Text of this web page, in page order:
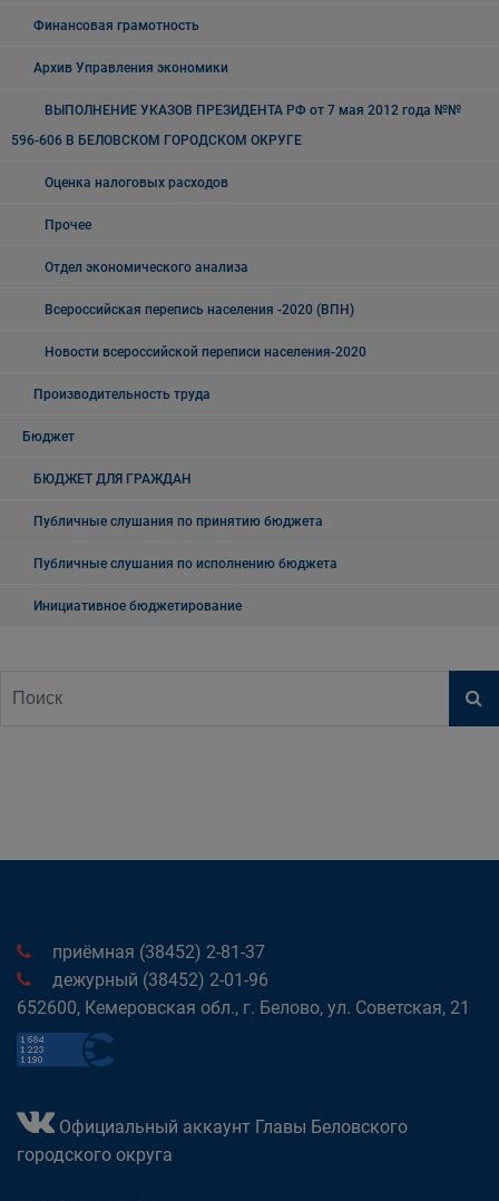
Финансовая грамотность
Архив Управления экономики
ВЫПОЛНЕНИЕ УКАЗОВ ПРЕЗИДЕНТА РФ от 7 мая 2012 года №№
596-606 В БЕЛОВСКОМ ГОРОДСКОМ ОКРУГЕ
Оценка налоговых расходов
Прочее
Отдел экономического анализа
Всероссийская перепись населения -2020 (ВПН)
Новости всероссийской переписи населения-2020
Производительность труда
Бюджет
БЮДЖЕТ ДЛЯ ГРАЖДАН
Публичные слушания по принятию бюджета
Публичные слушания по исполнению бюджета
Инициативное бюджетирование
приёмная (38452) 2-81-37
дежурный (38452) 2-01-96
652600, Кемеровская обл., г. Белово, ул. Советская, 21
Официальный аккаунт Главы Беловского
городского округа